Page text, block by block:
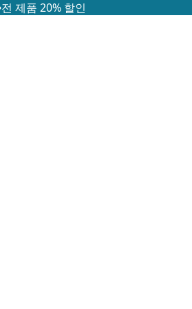
전 제품 20% 할인